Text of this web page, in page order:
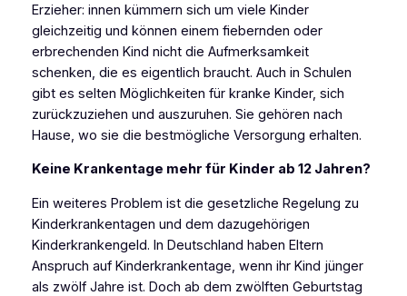
Erzieher: innen kümmern sich um viele Kinder
gleichzeitig und können einem fiebernden oder
erbrechenden Kind nicht die Aufmerksamkeit
schenken, die es eigentlich braucht. Auch in Schulen
gibt es selten Möglichkeiten für kranke Kinder, sich
zurückzuziehen und auszuruhen. Sie gehören nach
Hause, wo sie die bestmögliche Versorgung erhalten.
Keine Krankentage mehr für Kinder ab 12 Jahren?
Ein weiteres Problem ist die gesetzliche Regelung zu
Kinderkrankentagen und dem dazugehörigen
Kinderkrankengeld. In Deutschland haben Eltern
Anspruch auf Kinderkrankentage, wenn ihr Kind jünger
als zwölf Jahre ist. Doch ab dem zwölften Geburtstag